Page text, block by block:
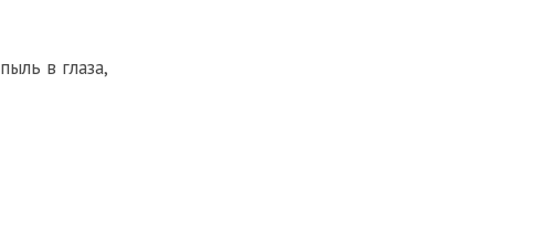
в глаза,